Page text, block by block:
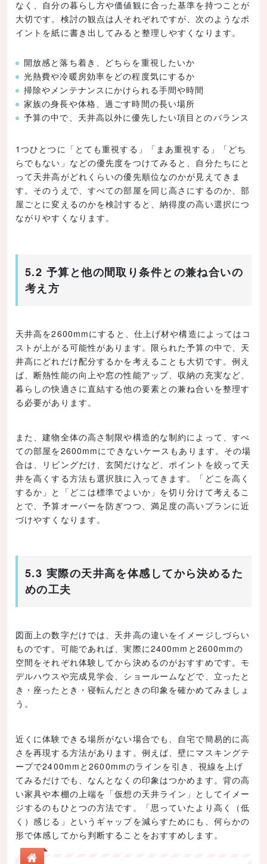
なく、自分の暮らし方や価値観に合った基準を持つことが
大切です。検討の観点は人それぞれですが、次のようなポ
イントを紙に書き出してみると整理しやすくなります。
開放感と落ち着き、どちらを重視したいか
光熱費や冷暖房効率をどの程度気にするか
掃除やメンテナンスにかけられる手間や時間
家族の身長や体格、過ごす時間の長い場所
予算の中で、天井高以外に優先したい項目とのバランス
1つひとつに「とても重視する」「まあ重視する」「どち
らでもない」などの優先度をつけてみると、自分たちにと
って天井高がどれくらいの優先順位なのかが見えてきま
す。そのうえで、すべての部屋を同じ高さにするのか、部
屋ごとに変えるのかを検討すると、納得度の高い選択につ
ながりやすくなります。
5.2 予算と他の間取り条件との兼ね合いの
考え方
天井高を2600mmにすると、仕上げ材や構造によってはコ
ストが上がる可能性があります。限られた予算の中で、天
井高にどれだけ配分するかを考えることも大切です。例え
ば、断熱性能の向上や窓の性能アップ、収納の充実など、
暮らしの快適さに直結する他の要素との兼ね合いを整理す
る必要があります。
また、建物全体の高さ制限や構造的な制約によって、すべ
ての部屋を2600mmにできないケースもあります。その場
合は、リビングだけ、玄関だけなど、ポイントを絞って天
井を高くする方法も選択肢に入ってきます。「どこを高く
するか」と「どこは標準でよいか」を切り分けて考えるこ
とで、予算オーバーを防ぎつつ、満足度の高いプランに近
づけやすくなります。
5.3 実際の天井高を体感してから決めるた
めの工夫
図面上の数字だけでは、天井高の違いをイメージしづらい
ものです。可能であれば、実際に2400mmと2600mmの
空間をそれぞれ体験してから決めるのがおすすめです。モ
デルハウスや完成見学会、ショールームなどで、立ったと
き・座ったとき・寝転んだときの印象を確かめてみましょ
う。
近くに体験できる場所がない場合でも、自宅で簡易的に高
さを再現する方法があります。例えば、壁にマスキングテ
ープで2400mmと2600mmのラインを引き、視線を上げ
てみるだけでも、なんとなくの印象はつかめます。背の高
い家具や本棚の上端を「仮想の天井ライン」としてイメー
ジするのもひとつの方法です。「思っていたより高く（低
く）感じる」というギャップを減らすためにも、何らかの
形で体感してから判断することをおすすめします。